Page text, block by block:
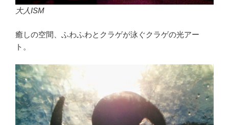
大人ISM
癒しの空間、ふわふわとクラゲが泳ぐクラゲの光アー
ト。